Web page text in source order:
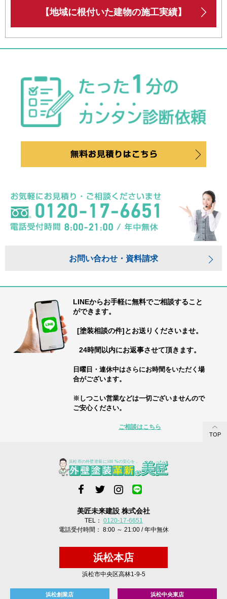
【地域に根付いた建物の施工実績】
お問い合わせ・資料請求
LINEからお手軽に無料でご相談すること
ができます。
[塗装相談の件]とお送りくださいませ。
24時間以内にお返事させて頂きます。
日曜日・連休中はさらにお時間をいただく場
合がございます。
※しつこい営業などは一切ございませんので
ご安心ください。
ご相談はこちら
TOP
美匠未来建設 株式会社
TEL： 0120-17-6651
電話受付時間： 8:00 ～ 21:00 / 年中無休
浜松本店
浜松市中央区高林1-9-5
浜松創業店 浜松中央東店